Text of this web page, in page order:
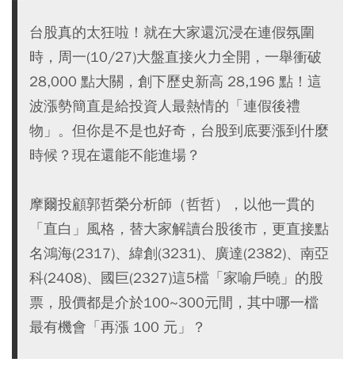
台股真的太狂啦！就在大家還沉浸在連假氛圍
時，周一(10/27)大盤直接火力全開，一舉衝破
28,000 點大關，創下歷史新高 28,196 點！這
波漲勢簡直是給投資人最熱情的「連假後禮
物」。但你是不是也好奇，台股到底要漲到什麼
時候？現在還能不能進場？
摩爾投顧郭哲榮分析師（哲哲），以他一貫的
「直白」風格，替大家解讀台股後市，更直接點
名鴻海(2317)、緯創(3231)、廣達(2382)、南亞
科(2408)、國巨(2327)這5檔「家喻戶曉」的股
票，股價都是介於100~300元間，其中哪一檔
最有機會「再漲 100 元」？